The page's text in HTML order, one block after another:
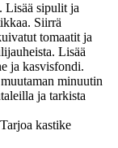
Lisää sipulit ja
Siirrä
tomaatit ja
Lisää
ja kasvisfondi.
minuutin
ja tarkista
kastike